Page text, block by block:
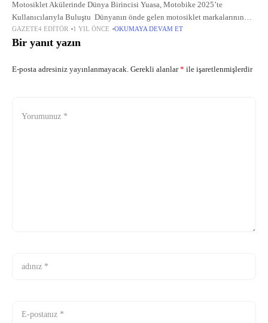
Motosiklet Akülerinde Dünya Birincisi Yuasa, Motobike 2025’te
Kullanıcılarıyla Buluştu Dünyanın önde gelen motosiklet markalarının
orijinal ekipman (OE) tercihi olan Yuasa Akü, 12-15 Mart tarihlerinde
İstanbul Fuar Merkezi'nde en çok tercih
GAZETE4 EDITÖR 1 YIL ÖNCE OKUMAYA DEVAM ET
Bir yanıt yazın
E-posta adresiniz yayınlanmayacak. Gerekli alanlar* ile işaretlenmişlerdir